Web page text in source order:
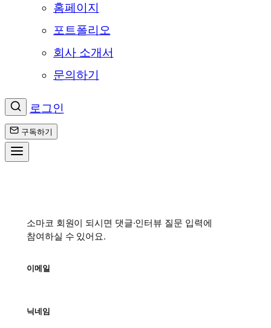
홈페이지
포트폴리오
회사 소개서
문의하기
로그인
구독하기
소마코 회원이 되시면 댓글·인터뷰 질문 입력에
참여하실 수 있어요.
이메일
닉네임